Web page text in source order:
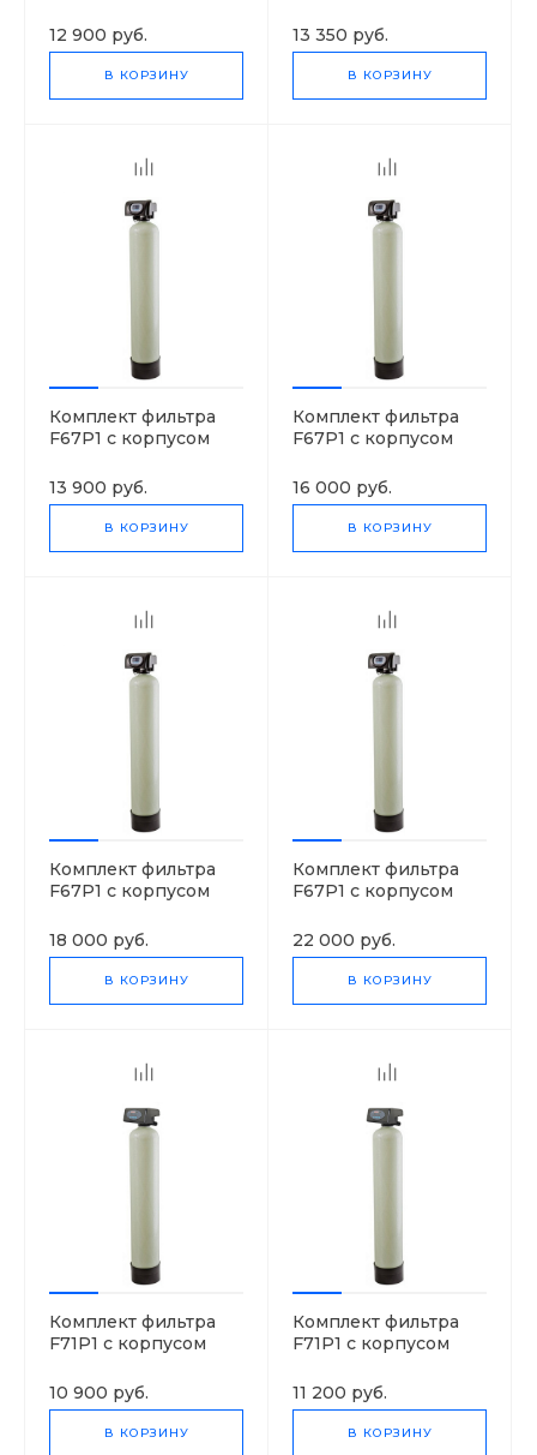
12 900 руб.
В КОРЗИНУ
13 350 руб.
В КОРЗИНУ
Комплект фильтра
F67P1 с корпусом
13 900 руб.
В КОРЗИНУ
Комплект фильтра
F67P1 с корпусом
16 000 руб.
В КОРЗИНУ
Комплект фильтра
F67P1 с корпусом
18 000 руб.
В КОРЗИНУ
Комплект фильтра
F67P1 с корпусом
22 000 руб.
В КОРЗИНУ
Комплект фильтра
F71P1 с корпусом
10 900 руб.
В КОРЗИНУ
Комплект фильтра
F71P1 с корпусом
11 200 руб.
В КОРЗИНУ